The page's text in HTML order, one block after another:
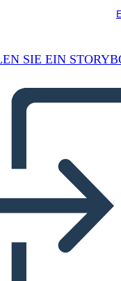
SIE EIN